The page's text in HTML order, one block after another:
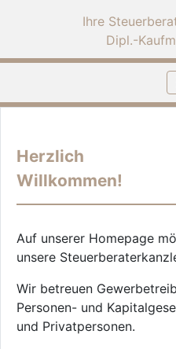
Ihre
Dipl.-
Herzlich
Willkommen!
Auf unserer Homepage
unsere
Wir betreuen
Personen- und
und Privatpersonen.